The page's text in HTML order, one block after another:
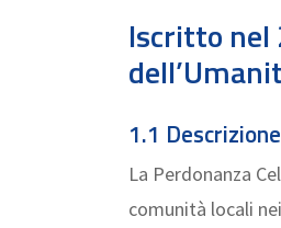
Iscritto nel
1.1
La Perdonanza
comunità locali